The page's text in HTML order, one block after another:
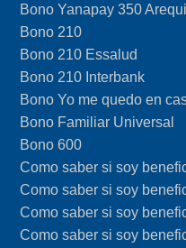
Bono Yanapay 350
Bono 210
Bono 210 Essalud
Bono 210 Interbank
Bono Yo me quedo en
Bono Familiar Universal
Bono 600
Como saber si soy
Como saber si soy
Como saber si soy
Como saber si soy